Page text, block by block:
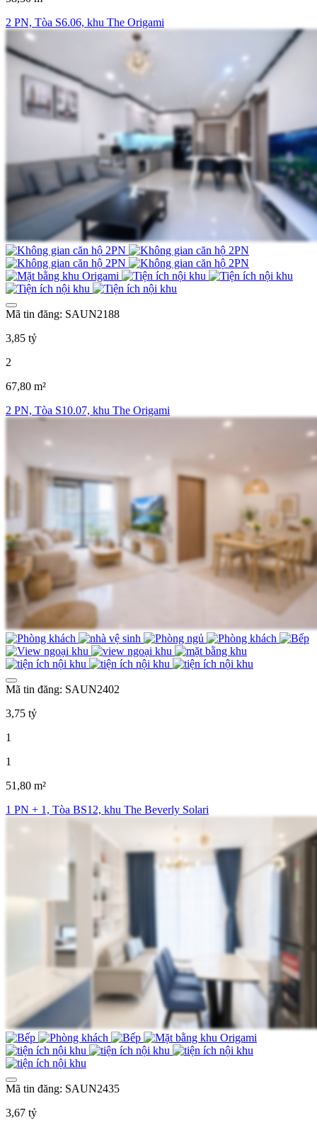
2 PN, Tòa S6.06, khu The Origami
Mã tin đăng: SAUN2188
3,85 tỷ
2
67,80 m²
2 PN, Tòa S10.07, khu The Origami
Mã tin đăng: SAUN2402
3,75 tỷ
1
1
51,80 m²
1 PN + 1, Tòa BS12, khu The Beverly Solari
Mã tin đăng: SAUN2435
3,67 tỷ